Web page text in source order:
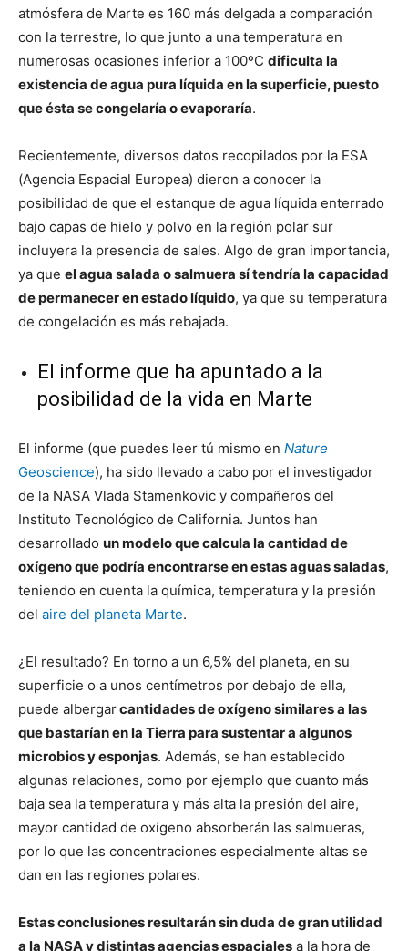
atmósfera de Marte es 160 más delgada a comparación
con la terrestre, lo que junto a una temperatura en
numerosas ocasiones inferior a 100ºC dificulta la
existencia de agua pura líquida en la superficie, puesto
que ésta se congelaría o evaporaría.
Recientemente, diversos datos recopilados por la ESA
(Agencia Espacial Europea) dieron a conocer la
posibilidad de que el estanque de agua líquida enterrado
bajo capas de hielo y polvo en la región polar sur
incluyera la presencia de sales. Algo de gran importancia,
ya que el agua salada o salmuera sí tendría la capacidad
de permanecer en estado líquido, ya que su temperatura
de congelación es más rebajada.
El informe que ha apuntado a la
posibilidad de la vida en Marte
El informe (que puedes leer tú mismo en Nature
Geoscience), ha sido llevado a cabo por el investigador
de la NASA Vlada Stamenkovic y compañeros del
Instituto Tecnológico de California. Juntos han
desarrollado un modelo que calcula la cantidad de
oxígeno que podría encontrarse en estas aguas saladas,
teniendo en cuenta la química, temperatura y la presión
del aire del planeta Marte.
¿El resultado? En torno a un 6,5% del planeta, en su
superficie o a unos centímetros por debajo de ella,
puede albergarcantidades de oxígeno similares a las
que bastarían en la Tierra para sustentar a algunos
microbios y esponjas. Además, se han establecido
algunas relaciones, como por ejemplo que cuanto más
baja sea la temperatura y más alta la presión del aire,
mayor cantidad de oxígeno absorberán las salmueras,
por lo que las concentraciones especialmente altas se
dan en las regiones polares.
Estas conclusiones resultarán sin duda de gran utilidad
a la NASA y distintas agencias espaciales a la hora de